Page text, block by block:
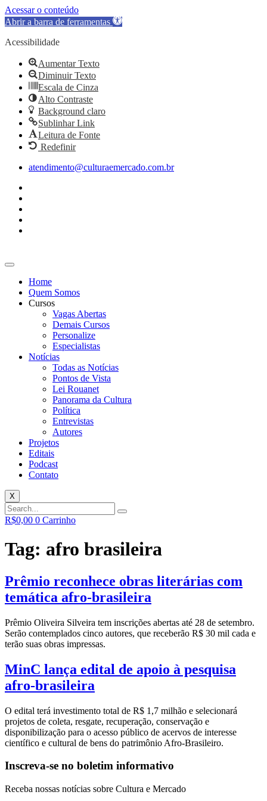
Acessar o conteúdo
Abrir a barra de ferramentas
Acessibilidade
Aumentar Texto
Diminuir Texto
Escala de Cinza
Alto Contraste
Background claro
Sublinhar Link
Leitura de Fonte
Redefinir
conteúdo
atendimento@culturaemercado.com.br
Home
Quem Somos
Cursos
Vagas Abertas
Demais Cursos
Personalize
Especialistas
Notícias
Todas as Notícias
Pontos de Vista
Lei Rouanet
Panorama da Cultura
Política
Entrevistas
Autores
Projetos
Editais
Podcast
Contato
X
R$0,00 0 Carrinho
Tag: afro brasileira
Prêmio reconhece obras literárias com
temática afro-brasileira
Prêmio Oliveira Silveira tem inscrições abertas até 28 de setembro.
Serão contemplados cinco autores, que receberão R$ 30 mil cada e
terão suas obras impressas.
MinC lança edital de apoio à pesquisa
afro-brasileira
O edital terá investimento total de R$ 1,7 milhão e selecionará
projetos de coleta, resgate, recuperação, conservação e
disponibilização para o acesso público de acervos de interesse
científico e cultural de bens do patrimônio Afro-Brasileiro.
Inscreva-se no boletim informativo
Receba nossas notícias sobre Cultura e Mercado